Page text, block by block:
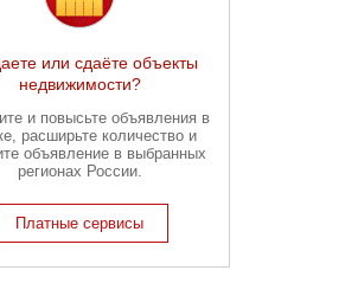
или сдаёте объекты
недвижимости?
и повысьте объявления в
расширьте количество и
объявление в выбранных
регионах России.
Платные сервисы